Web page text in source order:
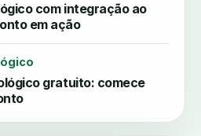
com integração ao
em ação
gratuito: comece